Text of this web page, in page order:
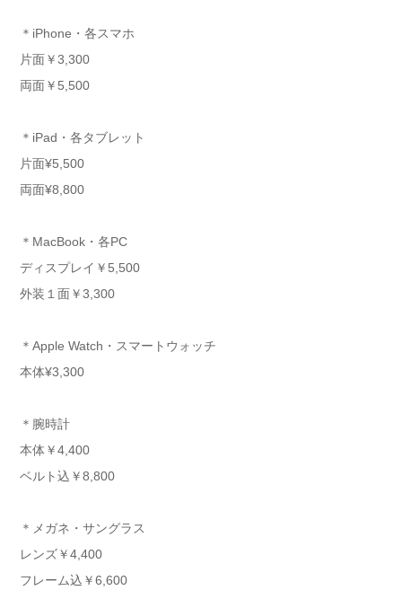
＊iPhone・各スマホ
片面￥3,300
両面￥5,500
＊iPad・各タブレット
片面¥5,500
両面¥8,800
＊MacBook・各PC
ディスプレイ￥5,500
外装１面￥3,300
＊Apple Watch・スマートウォッチ
本体¥3,300
＊腕時計
本体￥4,400
ベルト込￥8,800
＊メガネ・サングラス
レンズ￥4,400
フレーム込￥6,600